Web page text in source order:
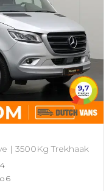
| 3500Kg Trekhaak
6